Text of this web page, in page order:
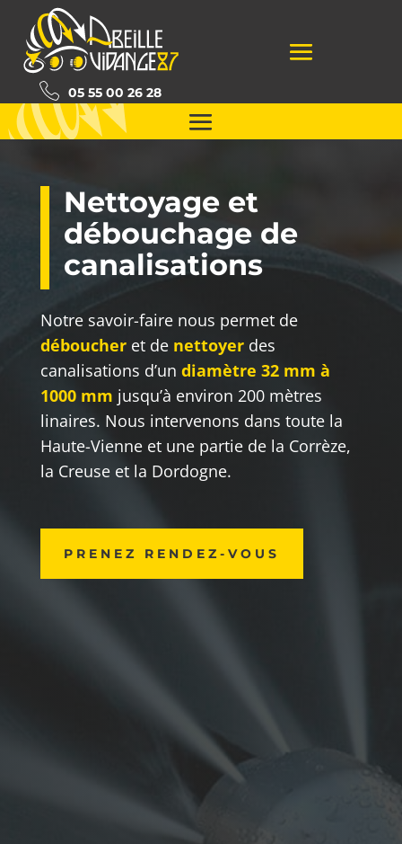
05 55 00 26 28
Nettoyage et
débouchage de
canalisations
Notre savoir-faire nous permet de
déboucheret de nettoyerdes
canalisations d’un diamètre 32 mm à
1000 mm jusqu’à environ 200 mètres
linaires. Nous intervenons dans toute la
Haute-Vienne et une partie de la Corrèze,
la Creuse et la Dordogne.
PRENEZ RENDEZ-VOUS
 Le + Abeille Vidange 87
Lors d’obstruction récurrente, nous
sommes en mesure de réaliser une